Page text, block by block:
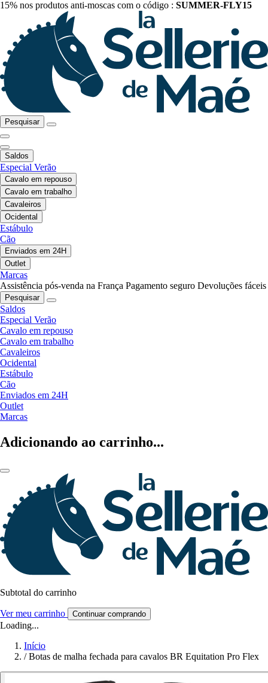
15% nos produtos anti-moscas com o código : SUMMER-FLY15
Pesquisar
Saldos
Especial Verão
Cavalo em repouso
Cavalo em trabalho
Cavaleiros
Ocidental
Estábulo
Cão
Enviados em 24H
Outlet
Marcas
Assistência pós-venda na França Pagamento seguro Devoluções fáceis
Pesquisar
Saldos
Especial Verão
Cavalo em repouso
Cavalo em trabalho
Cavaleiros
Ocidental
Estábulo
Cão
Enviados em 24H
Outlet
Marcas
Adicionando ao carrinho...
Subtotal do carrinho
Ver meu carrinho Continuar comprando
Loading...
Início
/ Botas de malha fechada para cavalos BR Equitation Pro Flex